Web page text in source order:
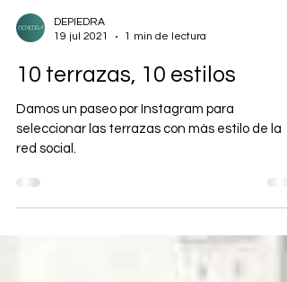
19 jul 2021
1 min de lectura
10 terrazas, 10 estilos
Damos un paseo por Instagram para
seleccionar las terrazas con más estilo de la